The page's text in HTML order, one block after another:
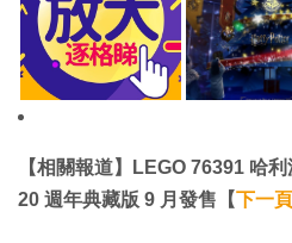
【相關報道】LEGO 76391 哈
20 週年典藏版 9 月發售【下一頁